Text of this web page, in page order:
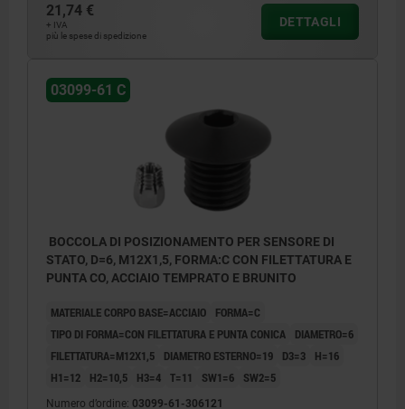
21,74 €
+ IVA
più le spese di spedizione
DETTAGLI
03099-61 C
BOCCOLA DI POSIZIONAMENTO PER SENSORE DI
STATO, D=6, M12X1,5, FORMA:C CON FILETTATURA E
PUNTA CO, ACCIAIO TEMPRATO E BRUNITO
MATERIALE CORPO BASE=ACCIAIO
FORMA=C
TIPO DI FORMA=CON FILETTATURA E PUNTA CONICA
DIAMETRO=6
FILETTATURA=M12X1,5
DIAMETRO ESTERNO=19 D3=3
H=16
H1=12
H2=10,5 H3=4 T=11 SW1=6 SW2=5
Numero d’ordine: 03099-61-306121